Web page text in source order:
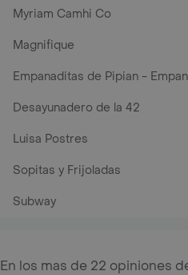
Myriam Camhi Co
Magnifique
Empanaditas de Pipian -
Desayunadero de la 42
Luisa Postres
Sopitas y Frijoladas
Subway
En los mas de 22 opiniones